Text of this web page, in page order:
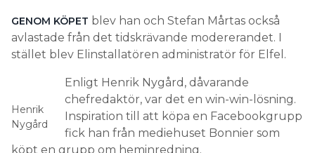
GENOM KÖPET blev han och Stefan Mårtas också
avlastade från det tidskrävande modererandet. I
stället blev Elinstallatören administratör för Elfel.
Henrik
Nygård
Enligt Henrik Nygård, dåvarande
chefredaktör, var det en win-win-lösning.
Inspiration till att köpa en Facebookgrupp
fick han från mediehuset Bonnier som
köpt en grupp om heminredning.